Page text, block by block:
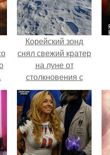
Корейский зонд
снял свежий кратер
на луне от
столкновения с
обломком Falcon 9.